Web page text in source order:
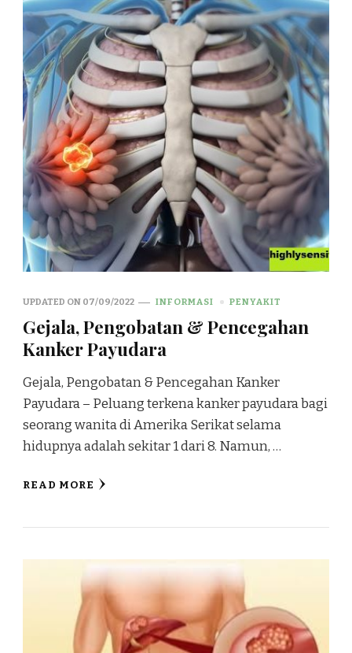
UPDATED ON 07/09/2022 INFORMASI PENYAKIT
Gejala, Pengobatan & Pencegahan
Kanker Payudara
Gejala, Pengobatan & Pencegahan Kanker
Payudara – Peluang terkena kanker payudara bagi
seorang wanita di Amerika Serikat selama
hidupnya adalah sekitar 1 dari 8. Namun, …
READ MORE